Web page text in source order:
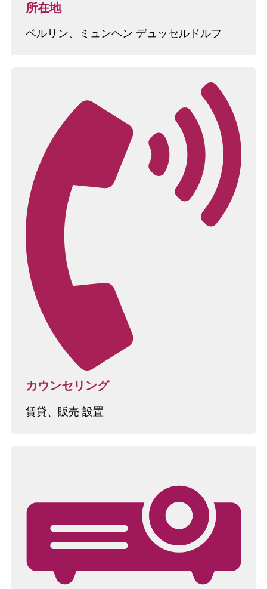
所在地
ベルリン、ミュンヘン デュッセルドルフ
カウンセリング
賃貸、販売 設置